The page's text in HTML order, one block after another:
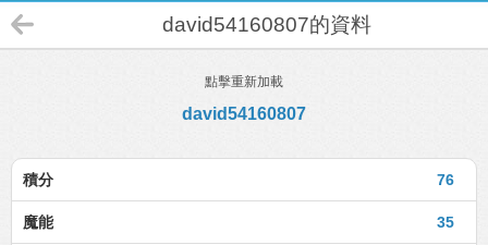
david54160807的資料
點擊重新加載
david54160807
76
積分
35
魔能